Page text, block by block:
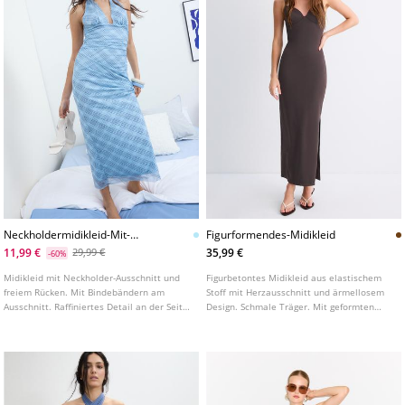
Neckholdermidikleid-Mit-
Freiem-Rucken
11,99 € -60% 29,99 €
Midikleid mit Neckholder-Ausschnitt und
freiem Rücken. Mit Bindebändern am
Ausschnitt. Raffiniertes Detail an der Seite.
Figurformendes-Midikleid
35,99 €
Figurbetontes Midikleid aus elastischem
Stoff mit Herzausschnitt und ärmellosem
Design. Schmale Träger. Mit geformten